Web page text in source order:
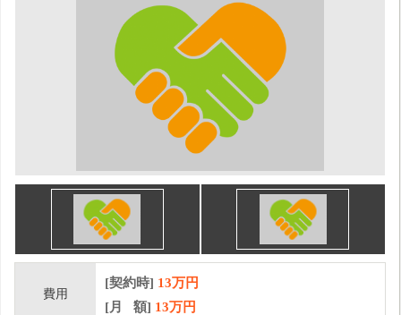
費用
[契約時] 13万円
[月 額] 13万円